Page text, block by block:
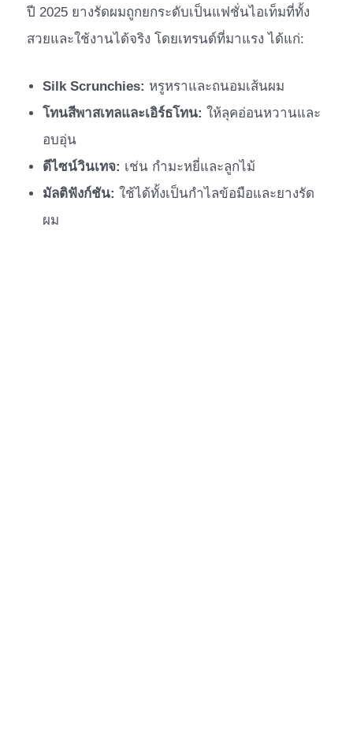
ปี 2025 ยางรัดผมถูกยกระดับเป็นแฟชั่นไอเท็มที่ทั้ง
สวยและใช้งานได้จริง โดยเทรนด์ที่มาแรง ได้แก่:
Silk Scrunchies: หรูหราและถนอมเส้นผม
โทนสีพาสเทลและเอิร์ธโทน: ให้ลุคอ่อนหวานและ
อบอุ่น
ดีไซน์วินเทจ: เช่น กำมะหยี่และลูกไม้
มัลติฟังก์ชัน: ใช้ได้ทั้งเป็นกำไลข้อมือและยางรัด
ผม